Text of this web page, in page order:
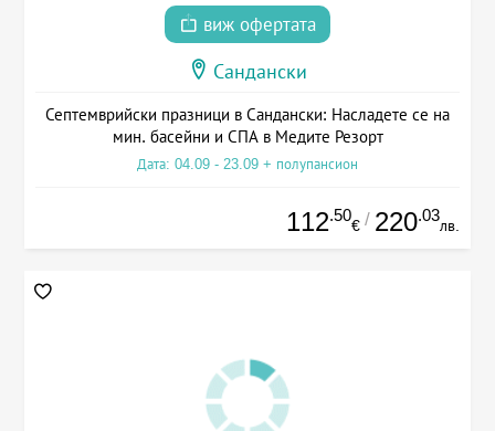
виж офертата
Сандански
Септемврийски празници в Сандански: Насладете се на
мин. басейни и СПА в Медите Резорт
Дата: 04.09 - 23.09 + полупансион
112.50
€ / 220.03
лв.